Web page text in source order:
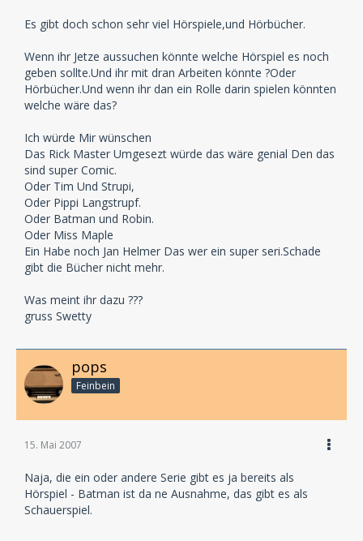
Es gibt doch schon sehr viel Hörspiele,und Hörbücher.
Wenn ihr Jetze aussuchen könnte welche Hörspiel es noch
geben sollte.Und ihr mit dran Arbeiten könnte ?Oder
Hörbücher.Und wenn ihr dan ein Rolle darin spielen könnten
welche wäre das?
Ich würde Mir wünschen
Das Rick Master Umgesezt würde das wäre genial Den das
sind super Comic.
Oder Tim Und Strupi,
Oder Pippi Langstrupf.
Oder Batman und Robin.
Oder Miss Maple
Ein Habe noch Jan Helmer Das wer ein super seri.Schade
gibt die Bücher nicht mehr.
Was meint ihr dazu ???
gruss Swetty
pops
Feinbein
15. Mai 2007
Naja, die ein oder andere Serie gibt es ja bereits als
Hörspiel - Batman ist da ne Ausnahme, das gibt es als
Schauerspiel.